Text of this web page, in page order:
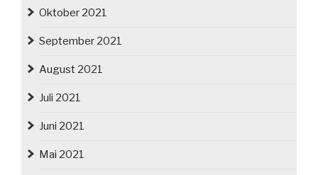
Oktober 2021
September 2021
August 2021
Juli 2021
Juni 2021
Mai 2021